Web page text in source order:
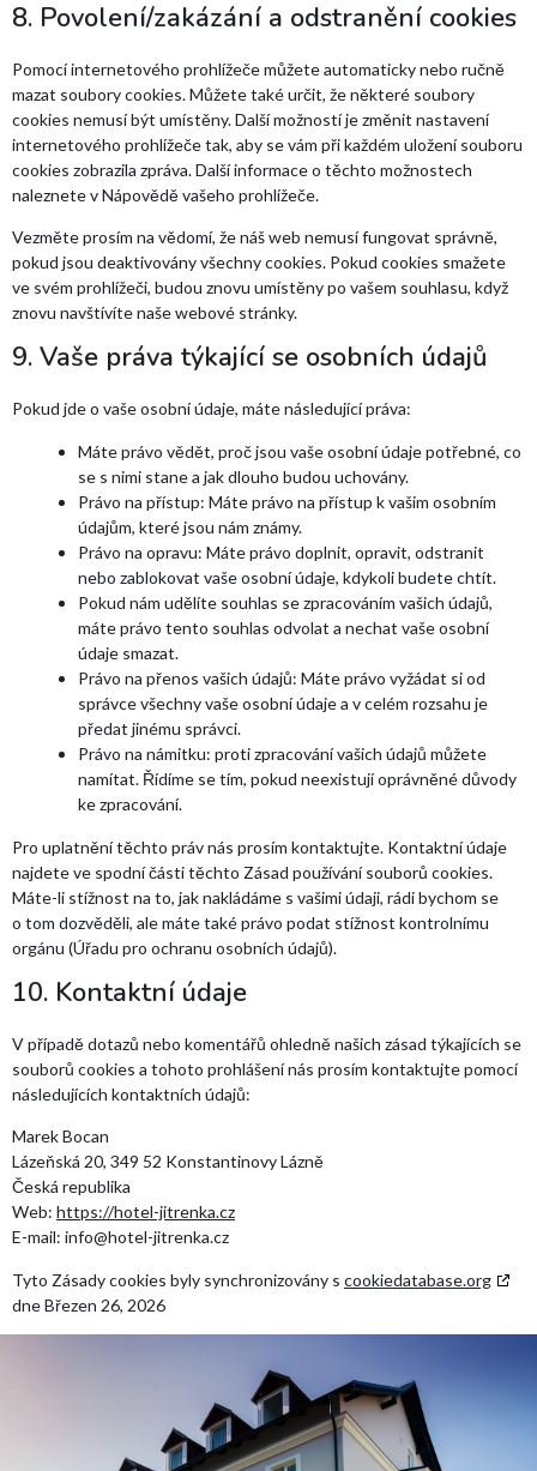
8. Povolení/zakázání a odstranění cookies
Pomocí internetového prohlížeče můžete automaticky nebo ručně
mazat soubory cookies. Můžete také určit, že některé soubory
cookies nemusí být umístěny. Další možností je změnit nastavení
internetového prohlížeče tak, aby se vám při každém uložení souboru
cookies zobrazila zpráva. Další informace o těchto možnostech
naleznete v Nápovědě vašeho prohlížeče.
Vezměte prosím na vědomí, že náš web nemusí fungovat správně,
pokud jsou deaktivovány všechny cookies. Pokud cookies smažete
ve svém prohlížeči, budou znovu umístěny po vašem souhlasu, když
znovu navštívíte naše webové stránky.
9. Vaše práva týkající se osobních údajů
Pokud jde o vaše osobní údaje, máte následující práva:
Máte právo vědět, proč jsou vaše osobní údaje potřebné, co
se s nimi stane a jak dlouho budou uchovány.
Právo na přístup: Máte právo na přístup k vašim osobním
údajům, které jsou nám známy.
Právo na opravu: Máte právo doplnit, opravit, odstranit
nebo zablokovat vaše osobní údaje, kdykoli budete chtít.
Pokud nám udělíte souhlas se zpracováním vašich údajů,
máte právo tento souhlas odvolat a nechat vaše osobní
údaje smazat.
Právo na přenos vašich údajů: Máte právo vyžádat si od
správce všechny vaše osobní údaje a v celém rozsahu je
předat jinému správci.
Právo na námitku: proti zpracování vašich údajů můžete
namítat. Řídíme se tím, pokud neexistují oprávněné důvody
ke zpracování.
Pro uplatnění těchto práv nás prosím kontaktujte. Kontaktní údaje
najdete ve spodní části těchto Zásad používání souborů cookies.
Máte-li stížnost na to, jak nakládáme s vašimi údaji, rádi bychom se
o tom dozvěděli, ale máte také právo podat stížnost kontrolnímu
orgánu (Úřadu pro ochranu osobních údajů).
10. Kontaktní údaje
V případě dotazů nebo komentářů ohledně našich zásad týkajících se
souborů cookies a tohoto prohlášení nás prosím kontaktujte pomocí
následujících kontaktních údajů:
Marek Bocan
Lázeňská 20, 349 52 Konstantinovy Lázně
Česká republika
Web: https://hotel-jitrenka.cz
E-mail: info@hotel-jitrenka.cz
Tyto Zásady cookies byly synchronizovány s cookiedatabase.org
dne Březen 26, 2026